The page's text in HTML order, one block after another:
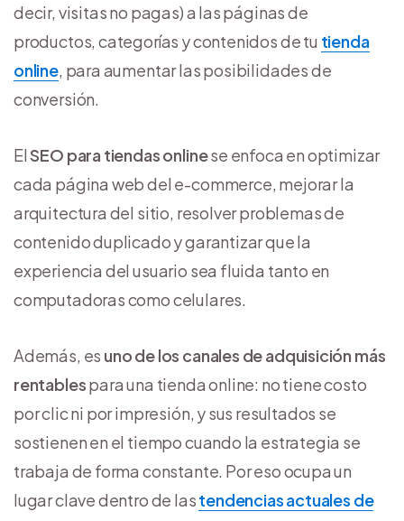
decir, visitas no pagas) a las páginas de
productos, categorías y contenidos de tu tienda
online, para aumentar las posibilidades de
conversión.
ElSEO para tiendas onlinese enfoca en optimizar
cada página web del e-commerce, mejorar la
arquitectura del sitio, resolver problemas de
contenido duplicado y garantizar que la
experiencia del usuario sea fluida tanto en
computadoras como celulares.
Además, es uno de los canales de adquisición más
rentablespara una tienda online: no tiene costo
por clic ni por impresión, y sus resultados se
sostienen en el tiempo cuando la estrategia se
trabaja de forma constante. Por eso ocupa un
lugar clave dentro de lastendencias actuales de